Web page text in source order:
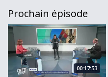
Prochain épisode
Journal du 16 février 2023
00:17:53